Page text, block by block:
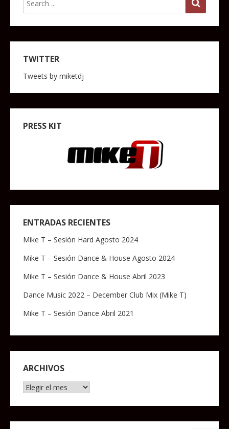
TWITTER
Tweets by miketdj
PRESS KIT
ENTRADAS RECIENTES
Mike T – Sesión Hard Agosto 2024
Mike T – Sesión Dance & House Agosto 2024
Mike T – Sesión Dance & House Abril 2023
Dance Music 2022 – December Club Mix (Mike T)
Mike T – Sesión Dance Abril 2021
ARCHIVOS
Archivos